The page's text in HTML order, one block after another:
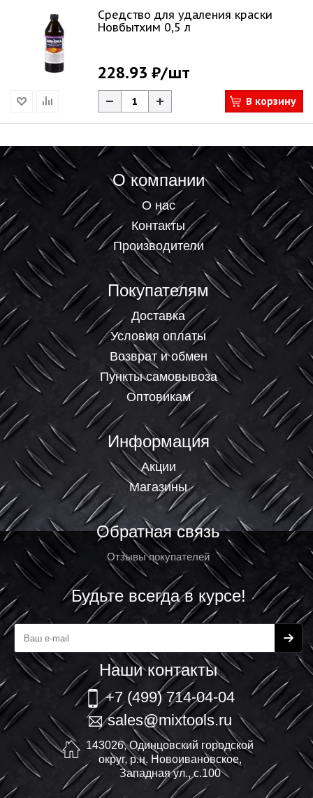
Средство для удаления краски
Новбытхим 0,5 л
228.93 ₽/шт
В корзину
О компании
О нас
Контакты
Производители
Покупателям
Доставка
Условия оплаты
Возврат и обмен
Пункты самовывоза
Оптовикам
Информация
Акции
Магазины
Обратная связь
Отзывы покупателей
Будьте всегда в курсе!
Наши контакты
+7 (499) 714-04-04
sales@mixtools.ru
143026, Одинцовский городской
округ, р.н. Новоивановское,
Западная ул., с.100